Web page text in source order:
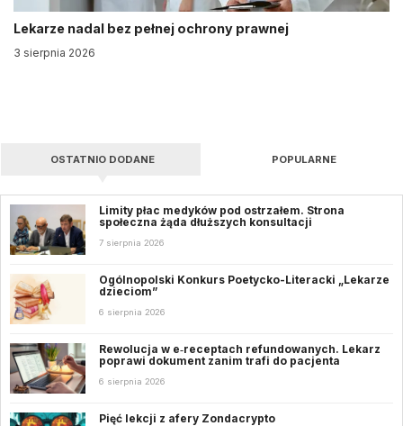
Lekarze nadal bez pełnej ochrony prawnej
3 sierpnia 2026
OSTATNIO DODANE POPULARNE
Limity płac medyków pod ostrzałem. Strona
społeczna żąda dłuższych konsultacji
7 sierpnia 2026
Ogólnopolski Konkurs Poetycko-Literacki „Lekarze
dzieciom”
6 sierpnia 2026
Rewolucja w e‑receptach refundowanych. Lekarz
poprawi dokument zanim trafi do pacjenta
6 sierpnia 2026
Pięć lekcji z afery Zondacrypto